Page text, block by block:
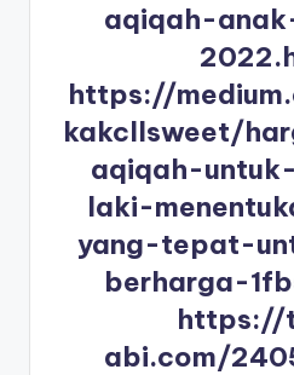
aqiqah-
https://
kakcllsweet/
aqiqah-
laki-
yang-tepat-
berharga-
https://
abi.com/